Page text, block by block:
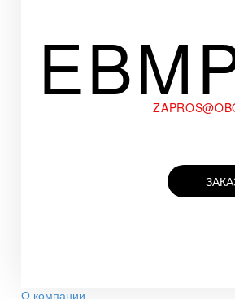
О компании